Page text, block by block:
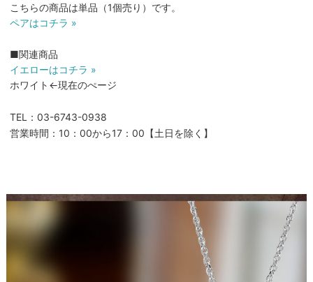
こちらの商品は単品（1個売り）です。
ペアはコチラ »
■関連商品
イエローはコチラ »
ホワイト←現在のぺージ
TEL：03-6743-0938
営業時間：10：00から17：00【土日を除く】